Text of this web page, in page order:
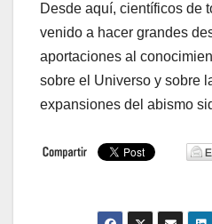
Desde aquí, científicos de
venido a hacer grandes
aportaciones al
sobre el Universo y sobre
expansiones del abismo